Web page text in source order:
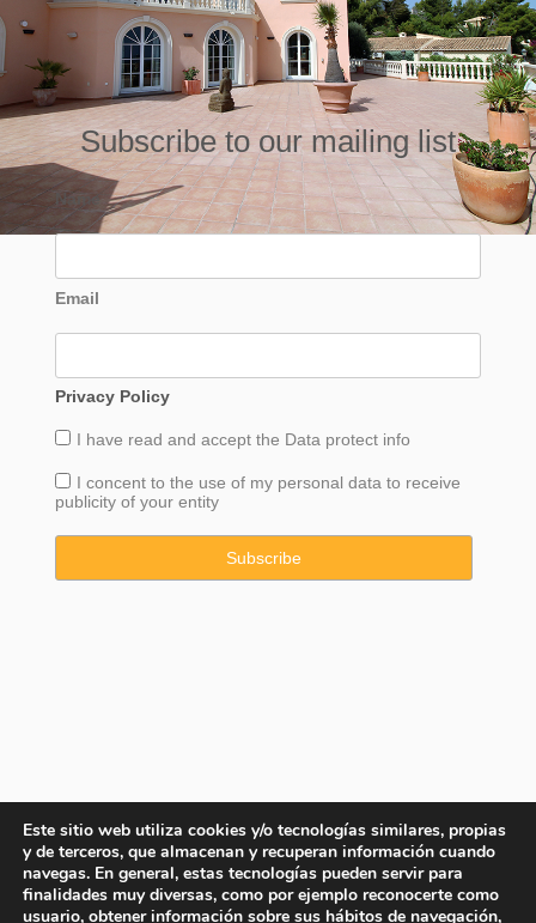
Subscribe to our mailing list
Name
Email
Privacy Policy
I have read and accept the Data protect info
I concent to the use of my personal data to receive
publicity of your entity
Este sitio web utiliza cookies y/o tecnologías similares, propias
y de terceros, que almacenan y recuperan información cuando
navegas. En general, estas tecnologías pueden servir para
finalidades muy diversas, como por ejemplo reconocerte como
usuario, obtener información sobre sus hábitos de navegación,